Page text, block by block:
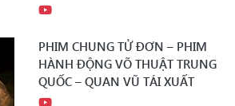
PHIM CHUNG TỬ ĐƠN – PHIM
HÀNH ĐỘNG VÕ THUẬT TRUNG
QUỐC – QUAN VŨ TÁI XUẤT